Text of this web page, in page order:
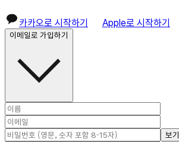
카카오로 시작하기 Apple로 시작하기
이메일로 가입하기
보기